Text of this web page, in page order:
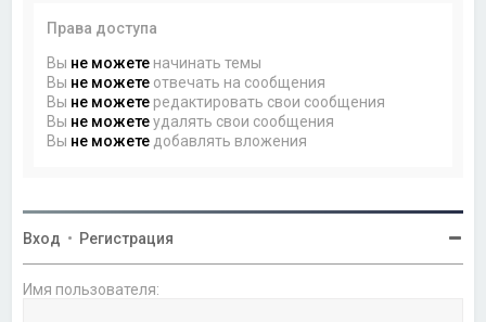
Права доступа
Вы не можете начинать темы
Вы не можете отвечать на сообщения
Вы не можете редактировать свои сообщения
Вы не можетеудалять свои сообщения
Вы не можете добавлять вложения
Вход • Регистрация
Имя пользователя: